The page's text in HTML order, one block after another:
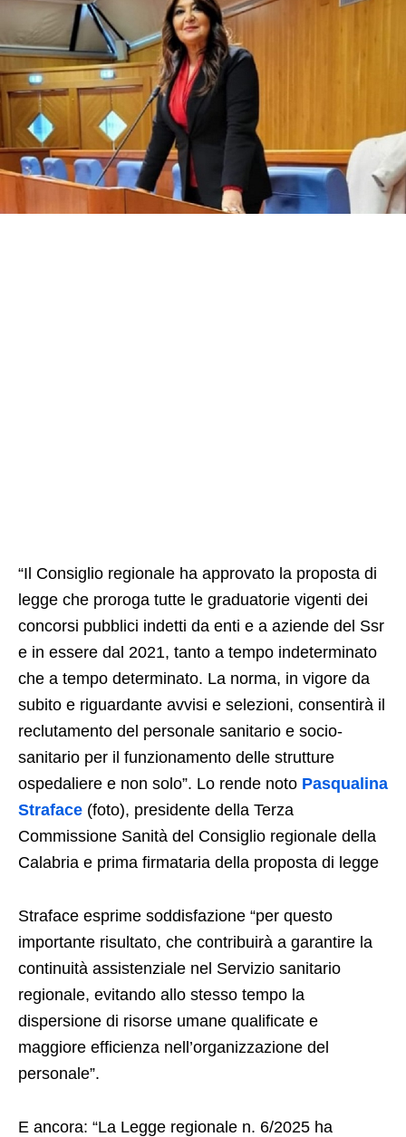
“Il Consiglio regionale ha approvato la proposta di
legge che proroga tutte le graduatorie vigenti dei
concorsi pubblici indetti da enti e a aziende del Ssr
e in essere dal 2021, tanto a tempo indeterminato
che a tempo determinato. La norma, in vigore da
subito e riguardante avvisi e selezioni, consentirà il
reclutamento del personale sanitario e socio-
sanitario per il funzionamento delle strutture
ospedaliere e non solo”. Lo rende noto Pasqualina
Straface (foto), presidente della Terza
Commissione Sanità del Consiglio regionale della
Calabria e prima firmataria della proposta di legge
Straface esprime soddisfazione “per questo
importante risultato, che contribuirà a garantire la
continuità assistenziale nel Servizio sanitario
regionale, evitando allo stesso tempo la
dispersione di risorse umane qualificate e
maggiore efficienza nell’organizzazione del
personale”.
E ancora: “La Legge regionale n. 6/2025 ha